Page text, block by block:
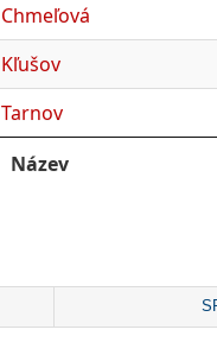
Chmeľová
Kľušov
Tarnov
Název